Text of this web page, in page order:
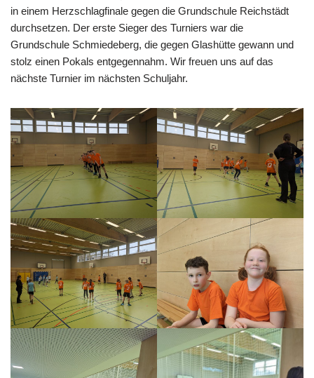
in einem Herzschlagfinale gegen die Grundschule Reichstädt
durchsetzen. Der erste Sieger des Turniers war die
Grundschule Schmiedeberg, die gegen Glashütte gewann und
stolz einen Pokals entgegennahm. Wir freuen uns auf das
nächste Turnier im nächsten Schuljahr.